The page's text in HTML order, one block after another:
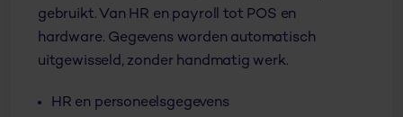
gebruikt. Van HR en payroll tot POS en
hardware. Gegevens worden automatisch
uitgewisseld, zonder handmatig werk.
HR en personeelsgegevens